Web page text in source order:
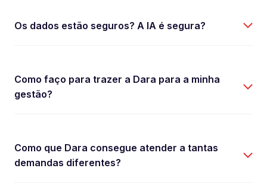
Os dados estão seguros? A IA é segura?
Como faço para trazer a Dara para a minha
gestão?
Como que Dara consegue atender a tantas
demandas diferentes?